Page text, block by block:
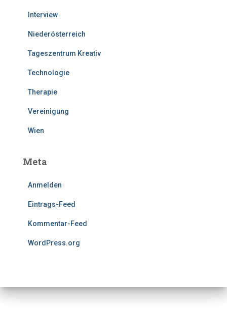
Interview
Niederösterreich
Tageszentrum Kreativ
Technologie
Therapie
Vereinigung
Wien
Meta
Anmelden
Eintrags-Feed
Kommentar-Feed
WordPress.org